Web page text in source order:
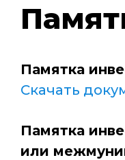
Памятка
Скачать
Памятка
или